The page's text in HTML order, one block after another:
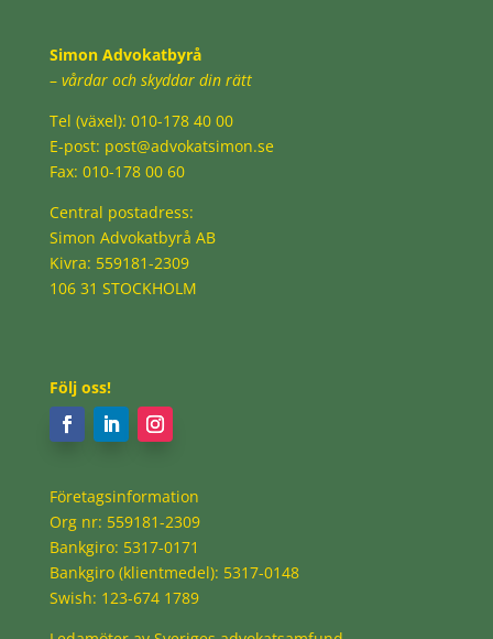
Simon Advokatbyrå
– vårdar och skyddar din rätt
Tel (växel): 010-178 40 00
E-post: post@advokatsimon.se
Fax: 010-178 00 60
Central postadress:
Simon Advokatbyrå AB
Kivra: 559181-2309
106 31 STOCKHOLM
Följ oss!
Företagsinformation
Org nr: 559181-2309
Bankgiro: 5317-0171
Bankgiro (klientmedel): 5317-0148
Swish: 123-674 1789